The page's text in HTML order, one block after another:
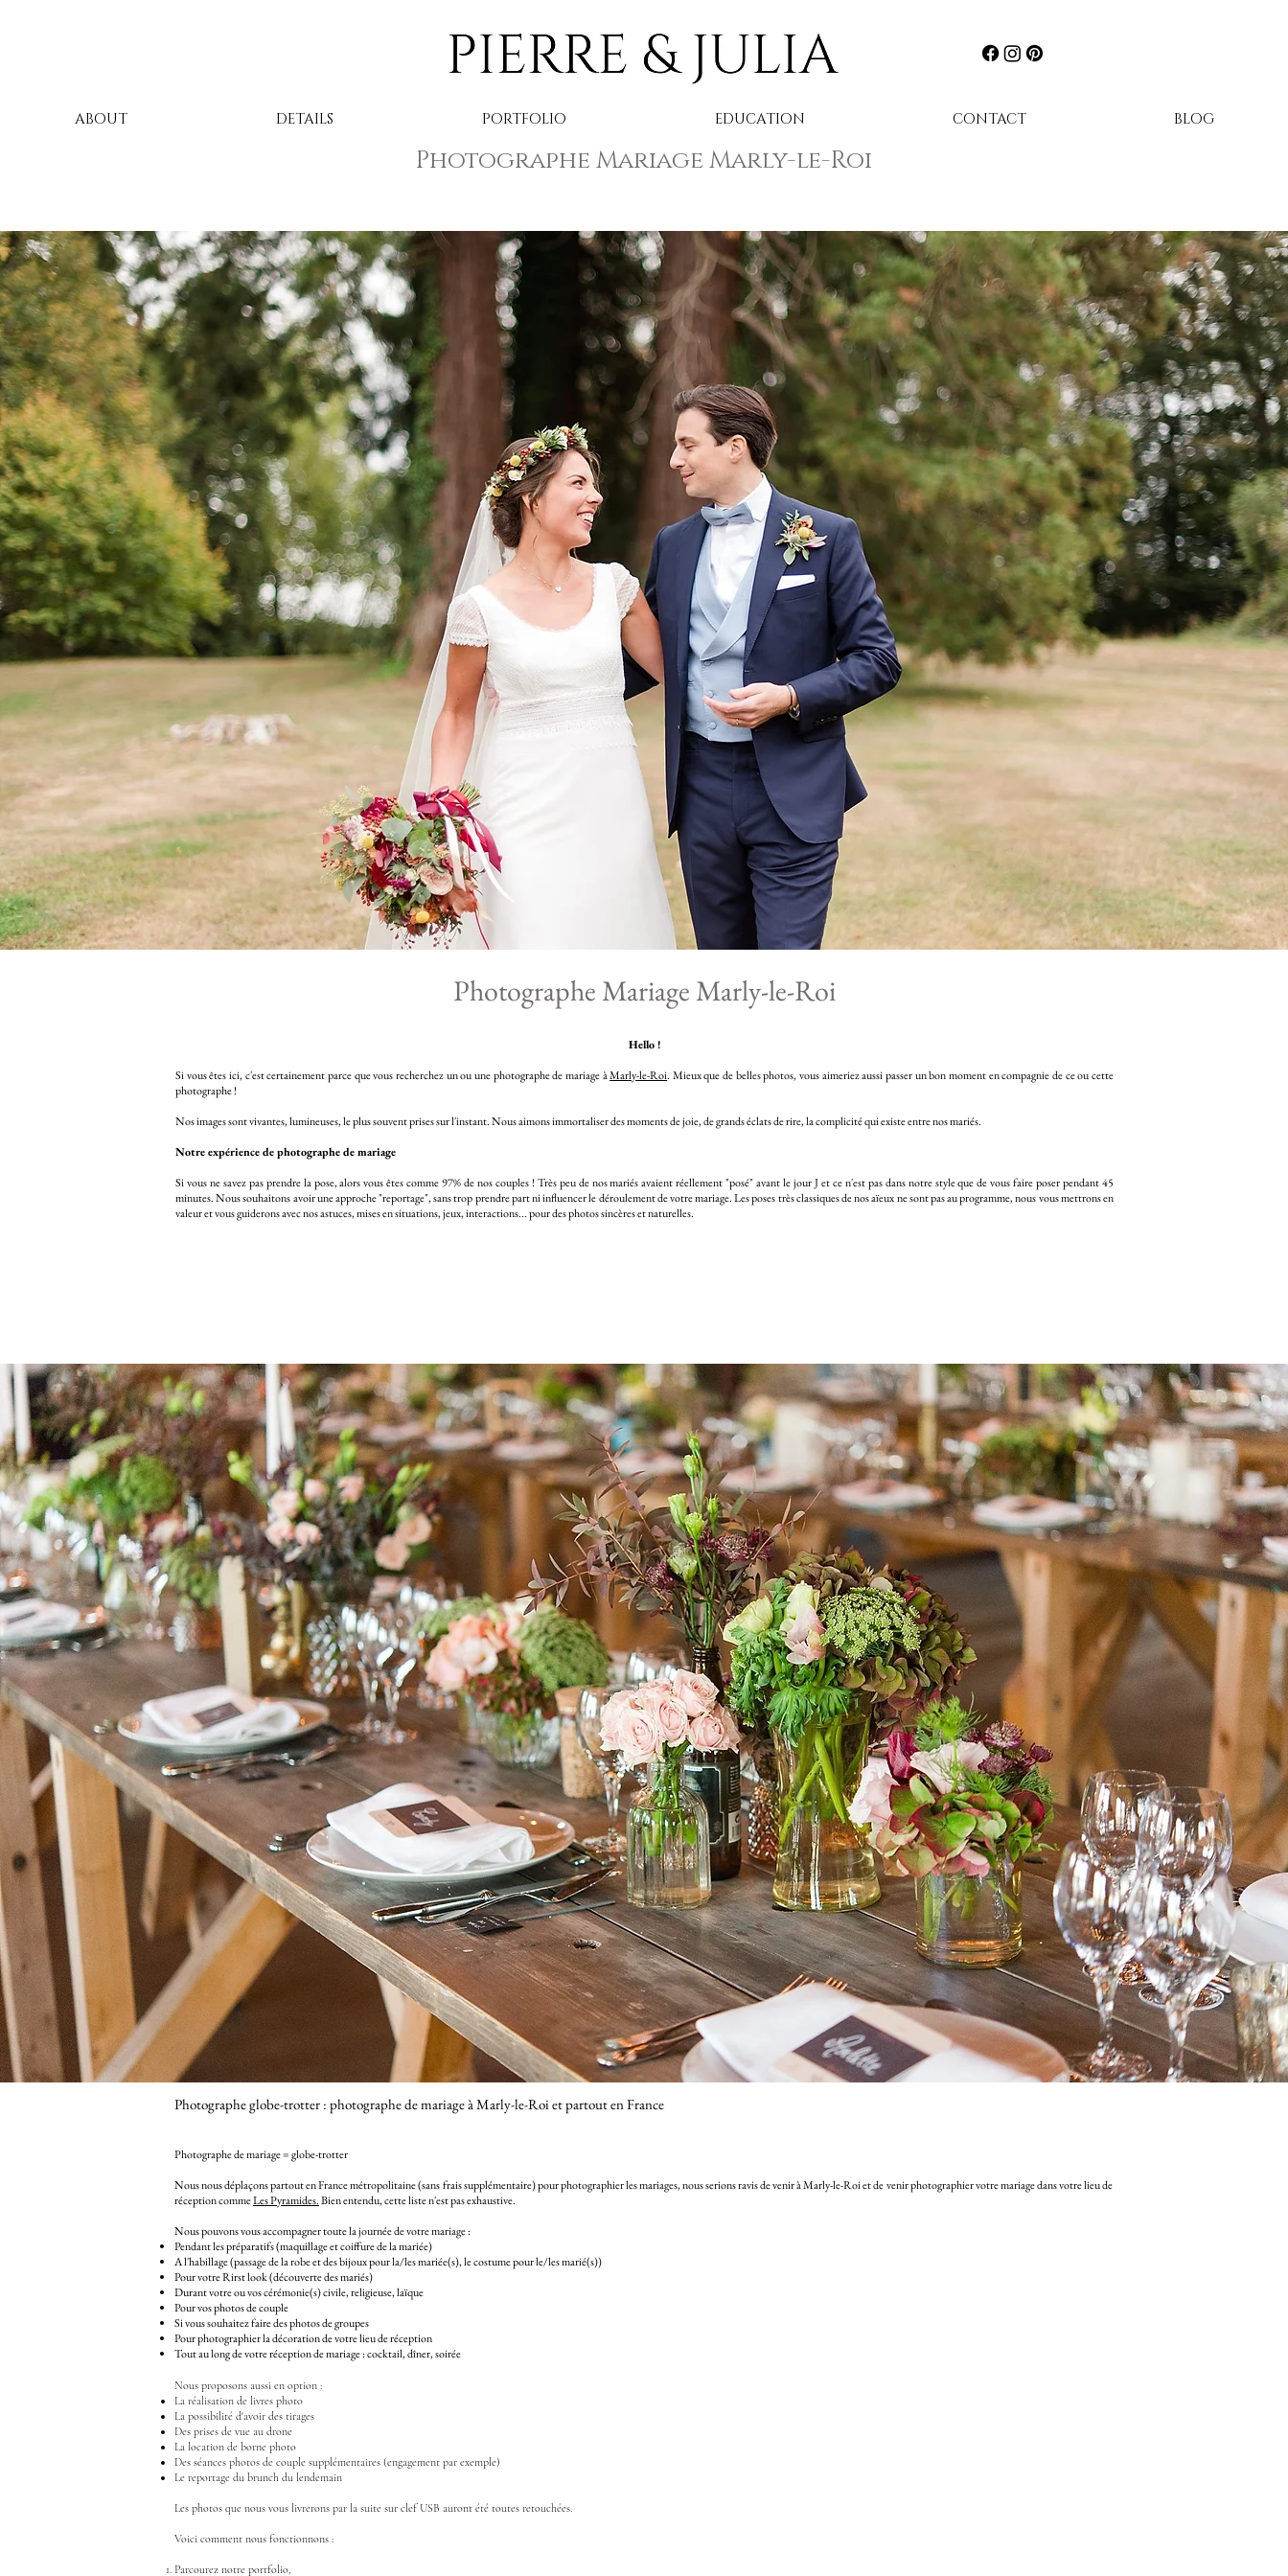
ABOUT DETAILS PORTFOLIO EDUCATION CONTACT BLOG
Photographe Mariage Marly-le-Roi
Photographe Mariage Marly-le-Roi
Hello !
Si vous êtes ici, c'est certainement parce que vous recherchez un ou une photographe de mariage àMarly-le-Roi. Mieux que de belles photos, vous aimeriez aussi passer un bon moment en compagnie de ce ou cette
photographe !
Nos images sont vivantes, lumineuses, le plus souvent prises sur l'instant. Nous aimons immortaliser des moments de joie, de grands éclats de rire, la complicité qui existe entre nos mariés.
Notre expérience de photographe de mariage
Si vous ne savez pas prendre la pose, alors vous êtes comme 97% de nos couples ! Très peu de nos mariés avaient réellement "posé" avant le jour J et ce n'est pas dans notre style que de vous faire poser pendant 45
minutes. Nous souhaitons avoir une approche "reportage", sans trop prendre part ni influencer le déroulement de votre mariage. Les poses très classiques de nos aïeux ne sont pas au programme, nous vous mettrons en
valeur et vous guiderons avec nos astuces, mises en situations, jeux, interactions... pour des photos sincères et naturelles.​​
Photographe globe-trotter : photographe de mariage à Marly-le-Roi et partout en France
Photographe de mariage = globe-trotter
Nous nous déplaçons partout en France métropolitaine (sans frais supplémentaire) pour photographier les mariages, nous serions ravis de venir àMarly-le-Roiet de venir photographier votre mariage dans votre lieu de
réception commeLes Pyramides.Bien entendu, cette liste n'est pas exhaustive.
Nous pouvons vous accompagner toute la journée de votre mariage :
Pendant les préparatifs (maquillage et coiffure de la mariée)
A l'habillage (passage de la robe et des bijoux pour la/les mariée(s), le costume pour le/les marié(s))
Pour votre Rirst look (découverte des mariés)
Durant votre ou vos cérémonie(s) civile, religieuse, laïque
Pour vos photos de couple
Si vous souhaitez faire des photos de groupes
Pour photographier la décoration de votre lieu de réception
Tout au long de votre réception de mariage : cocktail, dîner, soirée
Nous proposons aussi en option :
La réalisation de livres photo
La possibilité d'avoir des tirages
Des prises de vue au drone
La location de borne photo
Des séances photos de couple supplémentaires (engagement par exemple)
Le reportage du brunch du lendemain
Les photos que nous vous livrerons par la suite sur clef USB auront été toutes retouchées.
Voici comment nous fonctionnons :
Parcourez notre portfolio,